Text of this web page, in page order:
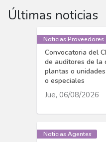
Últimas noticias
Noticias Proveedores
Convocatoria del
de auditores de la
plantas o
o especiales
Jue, 06/08/2026
Noticias Agentes